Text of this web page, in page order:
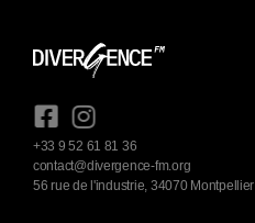
+33 9 52 61 81 36
contact@divergence-fm.org
56 rue de l'industrie, 34070 Montpellier